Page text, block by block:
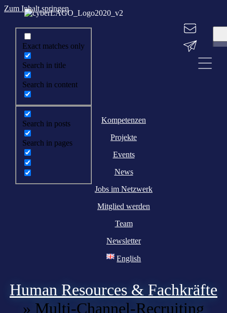
Zum Inhalt springen
Exact matches only
Search in title
Search in content
Search in posts
Search in pages
Kompetenzen
Projekte
Events
News
Jobs im Netzwerk
Mitglied werden
Team
Newsletter
English
Human Resources & Fachkräfte
» Multi-Channel-Recruiting